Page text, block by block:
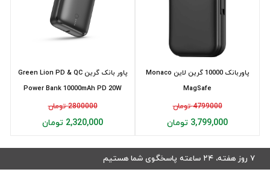
پاور بانک گرین Green Lion PD & QC
Power Bank 10000mAh PD 20W
2800000 تومان
2,320,000 تومان
پاوربانک 10000 گرین لاین Monaco
MagSafe
4799000 تومان
3,799,000 تومان
۷ روز هفته، ۲۴ ساعته پاسخگوی شما هستیم